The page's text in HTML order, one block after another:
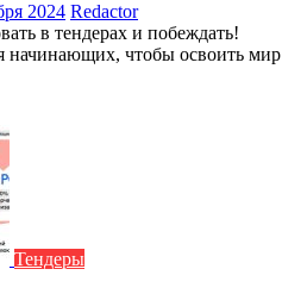
2024 Redactor
в тендерах и побеждать!
начинающих, чтобы освоить мир
Тендеры